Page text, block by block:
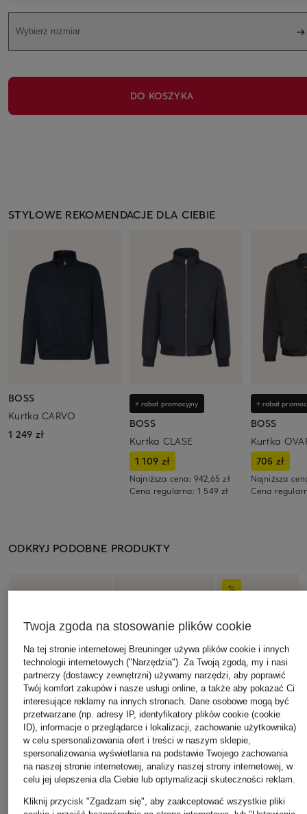
Wybierz rozmiar
DO KOSZYKA
STYLOWE REKOMENDACJE DLA CIEBIE
BOSS
Kurtka CARVO
1 249 zł
+ rabat promocyjny
BOSS
Kurtka CLASE
1 109 zł
Najniższa cena: 942,65 zł
Cena regularna: 1 549 zł
+ rabat
BOSS
Kurtka
705 zł
Najniższa
Cena
ODKRYJ PODOBNE PRODUKTY
Twoja zgoda na stosowanie plików cookie
Na tej stronie internetowej Breuninger używa plików cookie i innych
technologii internetowych ("Narzędzia"). Za Twoją zgodą, my i nasi
partnerzy (dostawcy zewnętrzni) używamy narzędzi, aby poprawić
Twój komfort zakupów i nasze usługi online, a także aby pokazać Ci
interesujące reklamy na innych stronach. Dane osobowe mogą być
przetwarzane (np. adresy IP, identyfikatory plików cookie (cookie
ID), informacje o przeglądarce i lokalizacji, zachowanie użytkownika)
w celu spersonalizowania ofert i treści w naszym sklepie,
spersonalizowania wyświetlania na podstawie Twojego zachowania
na naszej stronie internetowej, analizy naszej strony internetowej, w
celu jej ulepszenia dla Ciebie lub optymalizacji skuteczności reklam.
Kliknij przycisk "Zgadzam się", aby zaakceptować wszystkie pliki